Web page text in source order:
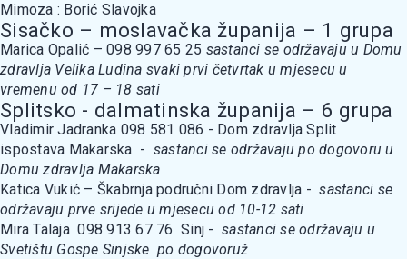
Mimoza : Borić Slavojka
Sisačko – moslavačka županija – 1 grupa
Marica Opalić – 098 997 65 25 sastanci se održavaju u Domu
zdravlja Velika Ludina svaki prvi četvrtak u mjesecu u
vremenu od 17 – 18 sati
Splitsko - dalmatinska županija – 6 grupa
Vladimir Jadranka 098 581 086 - Dom zdravlja Split
ispostava Makarska - sastanci se održavaju po dogovoru u
Domu zdravlja Makarska
Katica Vukić – Škabrnja područni Dom zdravlja -sastanci se
održavaju prve srijede u mjesecu od 10-12 sati
Mira Talaja 098 913 67 76 Sinj - sastanci se održavaju u
Svetištu Gospe Sinjske po dogovoruž